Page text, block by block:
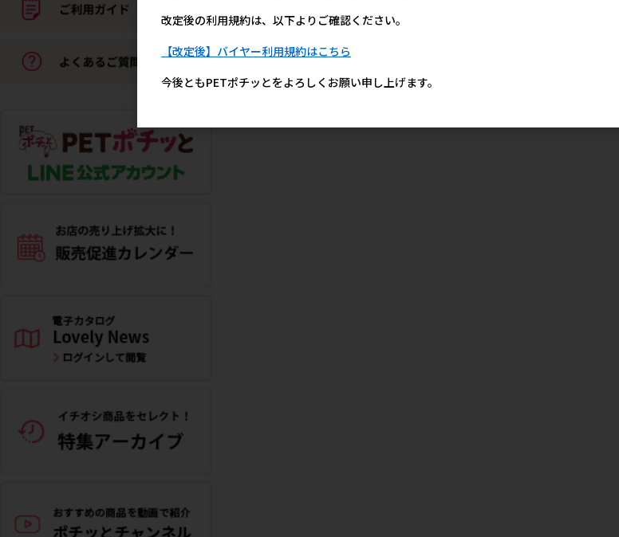
改定後の利用規約は、以下よりご確認ください。
【改定後】バイヤー利用規約はこちら
今後ともPETポチッとをよろしくお願い申し上げます。